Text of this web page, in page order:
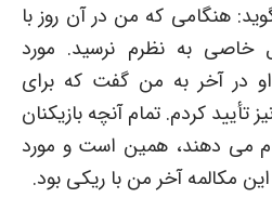
هنگامی که من در آن روز با
به نظرم نرسید. مورد
در آخر به من گفت که برای
کردم. تمام آنچه بازیکنان
می دهند، همین است و مورد
مکالمه آخر من با ریکی بود.